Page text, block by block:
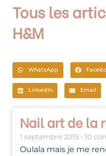
Tous les
H&M
WhatsApp
LinkedIn Email
Nail art de la
1 septembre 2015 10
Oulala mais je me